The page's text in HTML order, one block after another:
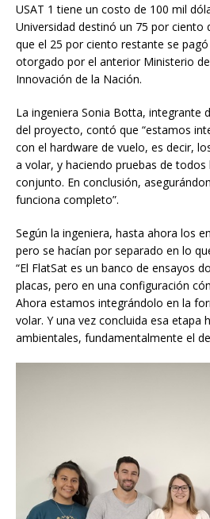
USAT 1 tiene un costo de 100 mil
Universidad destinó un 75 por ciento
que el 25 por ciento restante se
otorgado por el anterior Ministerio
Innovación de la Nación.
La ingeniera Sonia Botta, integrante
del proyecto, contó que “estamos
con el hardware de vuelo, es decir,
a volar, y haciendo pruebas de todos
conjunto. En conclusión,
funciona completo”.
Según la ingeniera, hasta ahora los
pero se hacían por separado en lo
“El FlatSat es un banco de ensayos
placas, pero en una configuración
Ahora estamos integrándolo en la
volar. Y una vez concluida esa etapa
ambientales, fundamentalmente el